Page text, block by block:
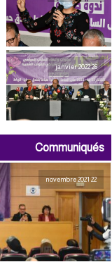
26 janvier 2022
Communiqués
22 novembre 2021